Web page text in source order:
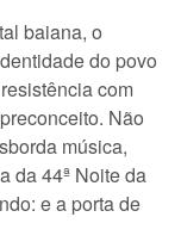
baiana, o
do povo
com
Não
música,
da 44ª Noite da
e a porta de